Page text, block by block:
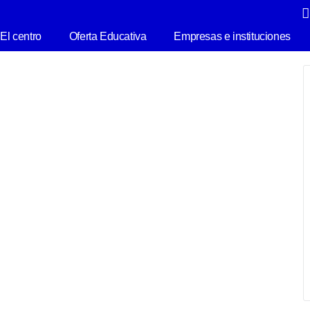
F
a
El centro Oferta Educativa Empresas e instituciones